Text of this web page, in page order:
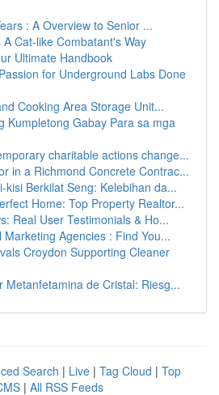
: A Overview to Senior ...
A Cat-like Combatant's Way
Ultimate Handbook
for Underground Labs Done
Cooking Area Storage Unit...
Kumpletong Gabay Para sa mga
charitable actions change...
in a Richmond Concrete Contrac...
kisi Berkilat Seng: Kelebihan da...
Home: Top Property Realtor...
Real User Testimonials & Ho...
Marketing Agencies : Find You...
Croydon Supporting Cleaner
Metanfetamina de Cristal: Riesg...
Search | Live | Tag Cloud | Top
| All RSS Feeds